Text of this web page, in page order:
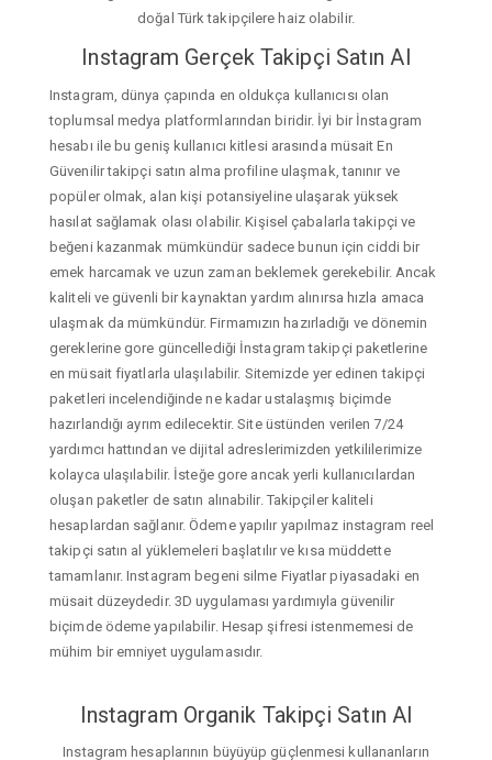
doğal Türk takipçilere haiz olabilir.
Instagram Gerçek Takipçi Satın Al
Instagram, dünya çapında en oldukça kullanıcısı olan
toplumsal medya platformlarından biridir. İyi bir İnstagram
hesabı ile bu geniş kullanıcı kitlesi arasında müsait En
Güvenilir takipçi satın alma profiline ulaşmak, tanınır ve
popüler olmak, alan kişi potansiyeline ulaşarak yüksek
hasılat sağlamak olası olabilir. Kişisel çabalarla takipçi ve
beğeni kazanmak mümkündür sadece bunun için ciddi bir
emek harcamak ve uzun zaman beklemek gerekebilir. Ancak
kaliteli ve güvenli bir kaynaktan yardım alınırsa hızla amaca
ulaşmak da mümkündür. Firmamızın hazırladığı ve dönemin
gereklerine gore güncellediği İnstagram takipçi paketlerine
en müsait fiyatlarla ulaşılabilir. Sitemizde yer edinen takipçi
paketleri incelendiğinde ne kadar ustalaşmış biçimde
hazırlandığı ayrım edilecektir. Site üstünden verilen 7/24
yardımcı hattından ve dijital adreslerimizden yetkililerimize
kolayca ulaşılabilir. İsteğe gore ancak yerli kullanıcılardan
oluşan paketler de satın alınabilir. Takipçiler kaliteli
hesaplardan sağlanır. Ödeme yapılır yapılmaz instagram reel
takipçi satın al yüklemeleri başlatılır ve kısa müddette
tamamlanır. Instagram begeni silme Fiyatlar piyasadaki en
müsait düzeydedir. 3D uygulaması yardımıyla güvenilir
biçimde ödeme yapılabilir. Hesap şifresi istenmemesi de
mühim bir emniyet uygulamasıdır.
Instagram Organik Takipçi Satın Al
Instagram hesaplarının büyüyüp güçlenmesi kullananların